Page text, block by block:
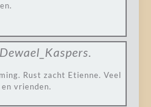
Rust zacht Etienne. Veel
vrienden.